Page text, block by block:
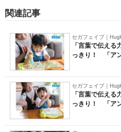
関連記事
セガフェイブ｜
「言葉で伝える
っきり！ 「ア
セガフェイブ｜
「言葉で伝える
っきり！ 「ア